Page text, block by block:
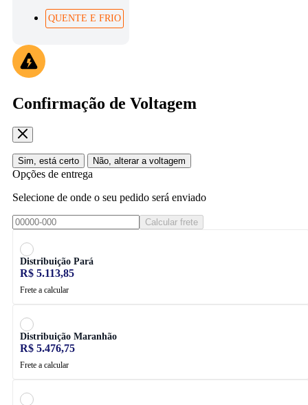
QUENTE E FRIO
Confirmação de Voltagem
Sim, está certo Não, alterar a voltagem
Opções de entrega
Selecione de onde o seu pedido será enviado
Calcular frete
Distribuição Pará
R$ 5.113,85
Frete a calcular
Distribuição Maranhão
R$ 5.476,75
Frete a calcular